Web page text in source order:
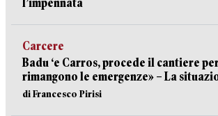
l’impennata
Carcere
Badu ‘e Carros, procede il cantiere
rimangono le emergenze» – La
di Francesco Pirisi